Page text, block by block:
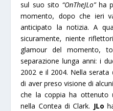
sul suo sito “OnTheJLo”ha
momento, dopo che ieri
anticipato la notizia. A
sicuramente, niente
glamour del momento,
separazione lunga anni: i
2002 e il 2004. Nella serata
di aver preso visione di
che la coppia ha ottenuto
nella Contea di Clark. JLo